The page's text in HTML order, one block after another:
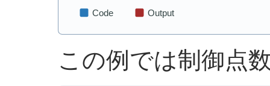
この例では制御点